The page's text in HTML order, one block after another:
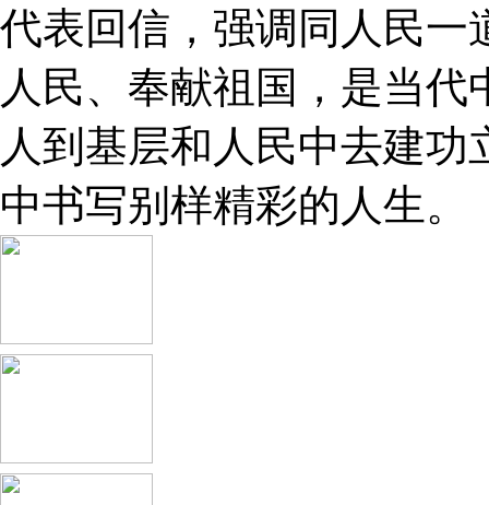
代表回信，强调同人民一
人民、奉献祖国，是当
人到基层和人民中去建
中书写别样精彩的人生。